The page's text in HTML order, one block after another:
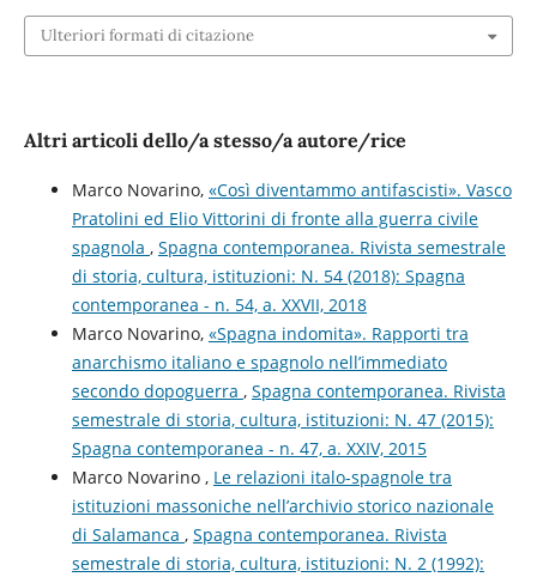
Ulteriori formati di citazione
Altri articoli dello/a stesso/a autore/rice
Marco Novarino, «Così diventammo antifascisti». Vasco
Pratolini ed Elio Vittorini di fronte alla guerra civile
spagnola , Spagna contemporanea. Rivista semestrale
di storia, cultura, istituzioni: N. 54 (2018): Spagna
contemporanea - n. 54, a. XXVII, 2018
Marco Novarino, «Spagna indomita». Rapporti tra
anarchismo italiano e spagnolo nell’immediato
secondo dopoguerra , Spagna contemporanea. Rivista
semestrale di storia, cultura, istituzioni: N. 47 (2015):
Spagna contemporanea - n. 47, a. XXIV, 2015
Marco Novarino , Le relazioni italo-spagnole tra
istituzioni massoniche nell’archivio storico nazionale
di Salamanca , Spagna contemporanea. Rivista
semestrale di storia, cultura, istituzioni: N. 2 (1992):